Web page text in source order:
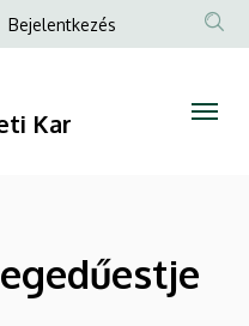
Anonim
menüje
Bejelentkezés
Kar